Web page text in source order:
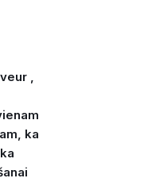
,
ka